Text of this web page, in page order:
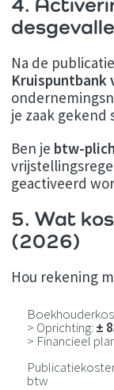
Na de
Kruispuntbank
je zaak gekend
Ben je btw-
geactiveerd
5. Wat
(2026)
Hou rekening
> Oprichting: ±
> Financieel
btw